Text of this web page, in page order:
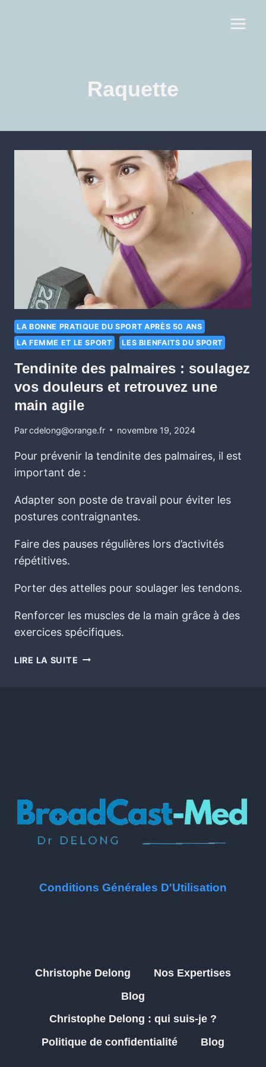
Raquette
LA BONNE PRATIQUE DU SPORT APRÈS 50 ANS
LA FEMME ET LE SPORT
LES BIENFAITS DU SPORT
Tendinite des palmaires : soulagez
vos douleurs et retrouvez une
main agile
Parcdelong@orange.fr novembre 19, 2024
Pour prévenir la tendinite des palmaires, il est
important de :
Adapter son poste de travail pour éviter les
postures contraignantes.
Faire des pauses régulières lors d’activités
répétitives.
Porter des attelles pour soulager les tendons.
Renforcer les muscles de la main grâce à des
exercices spécifiques.
LIRE LA SUITE
Conditions Générales D'Utilisation
Christophe Delong
Nos Expertises
Blog
Christophe Delong : qui suis-je ?
Politique de confidentialité
Blog